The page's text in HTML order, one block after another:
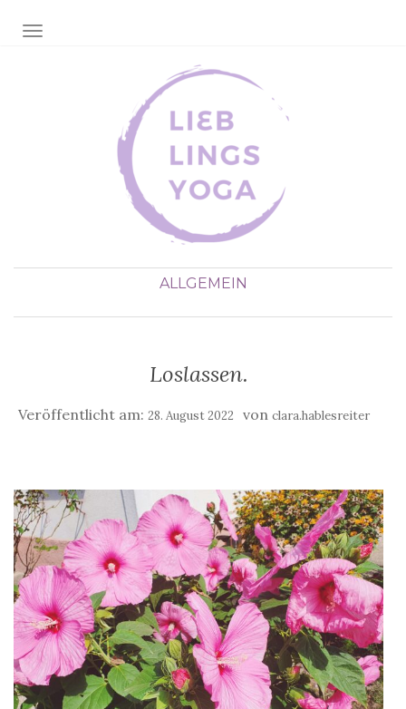
NAVIGATION EIN-/AUSSCHALTEN
ALLGEMEIN
Loslassen.
Veröffentlicht am: 28. August 2022 von clara.hablesreiter